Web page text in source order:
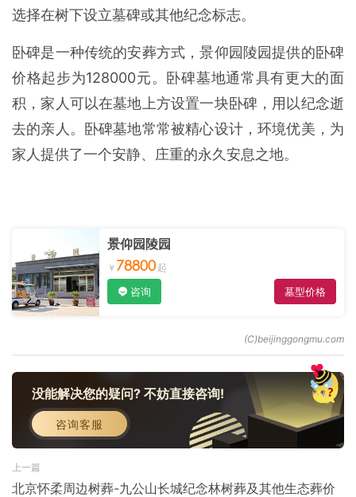
选择在树下设立墓碑或其他纪念标志。
卧碑是一种传统的安葬方式，景仰园陵园提供的卧碑
价格起步为128000元。卧碑墓地通常具有更大的面
积，家人可以在墓地上方设置一块卧碑，用以纪念逝
去的亲人。卧碑墓地常常被精心设计，环境优美，为
家人提供了一个安静、庄重的永久安息之地。
景仰园陵园
78800
咨询 墓型价格
没能解决您的疑问? 不妨直接咨询!
咨询客服
上一篇
北京怀柔周边树葬-九公山长城纪念林树葬及其他生态葬价